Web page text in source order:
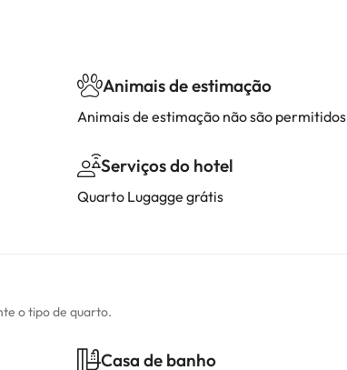
Animais de estimação
Animais de estimação não são permitidos
Serviços do hotel
Quarto Lugagge grátis
o tipo de quarto.
Casa de banho